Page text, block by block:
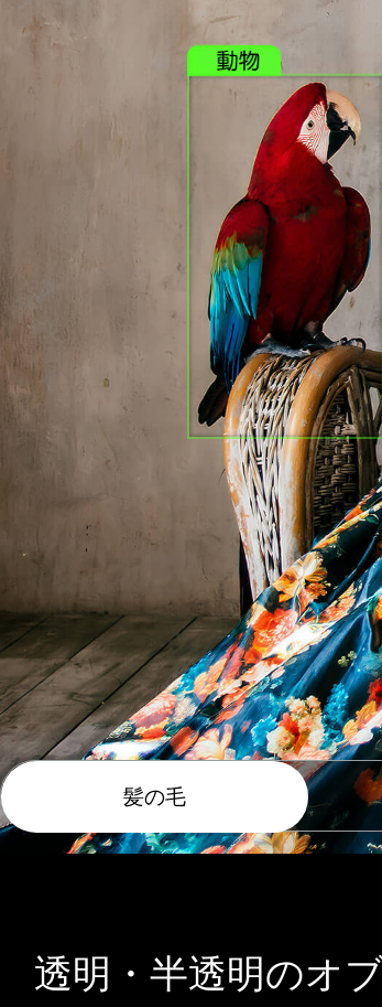
髪の毛
透明・半透明のオ